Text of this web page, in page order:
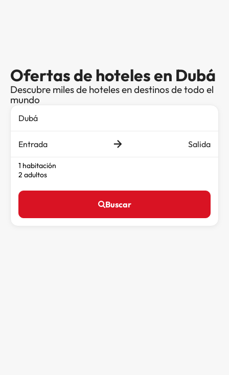
Ofertas de hoteles en Dubá
Descubre miles de hoteles en destinos de todo el
mundo
Entrada Salida
1 habitación
2 adultos
Buscar